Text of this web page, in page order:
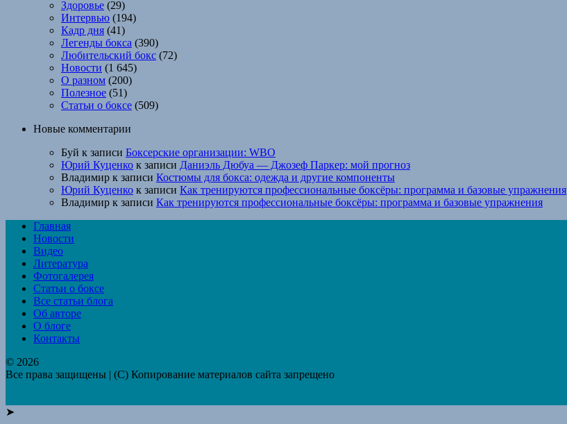
Здоровье (29)
Интервью (194)
Кадр дня (41)
Легенды бокса (390)
Любительский бокс (72)
Новости (1 645)
О разном (200)
Полезное (51)
Статьи о боксе (509)
Новые комментарии
Буй к записи Боксерские организации: WBO
Юрий Куценко к записи Даниэль Дюбуа — Джозеф Паркер: мой прогноз
Владимир к записи Костюмы для бокса: одежда и другие компоненты
Юрий Куценко к записи Как тренируются профессиональные боксёры: программа и базовые упражнения
Владимир к записи Как тренируются профессиональные боксёры: программа и базовые упражнения
Главная
Новости
Видео
Литература
Фотогалерея
Статьи о боксе
Все статьи блога
Об авторе
О блоге
Контакты
© 2026
Все права защищены | (C) Копирование материалов сайта запрещено
➤